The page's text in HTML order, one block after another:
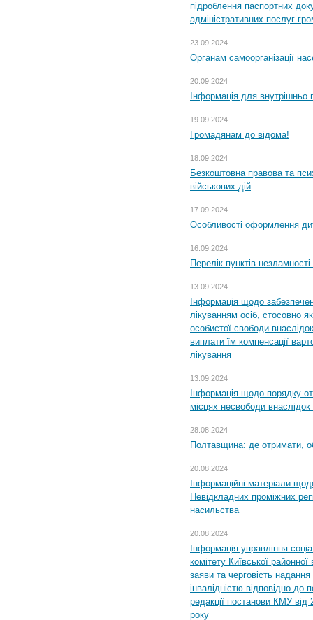
підроблення паспортних
адміністративних послуг
23.09.2024
Органам самоорганізації
20.09.2024
Інформація для внутрішньо
19.09.2024
Громадянам до відома!
18.09.2024
Безкоштовна правова та
військових дій
17.09.2024
Особливості оформлення
16.09.2024
Перелік пунктів
13.09.2024
Інформація щодо
лікуванням осіб, стосовно
особистої свободи
виплати їм компенсації
лікування
13.09.2024
Інформація щодо порядку
місцях несвободи внаслідок
28.08.2024
Полтавщина: де отримати,
20.08.2024
Інформаційні матеріали
Невідкладних проміжних
насильства
20.08.2024
Інформація управління
комітету Київської
заяви та черговість надання
інвалідністю відповідно
редакції постанови КМУ
року